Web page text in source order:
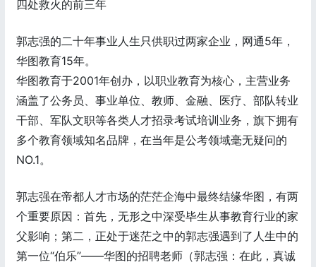
四处救火的前三年
郭志强的二十年事业人生只供职过两家企业，网通5年，
华图教育15年。
华图教育于2001年创办，以职业教育为核心，主营业务
涵盖了公务员、事业单位、教师、金融、医疗、部队转业
干部、军队文职等各类人才招录考试培训业务，旗下拥有
多个教育领域知名品牌，在当年是公考领域毫无疑问的
NO.1。
郭志强在帝都人才市场的茫茫企海中最终结缘华图，有两
个重要原因：首先，无形之中深受毕生从事教育行业的家
父影响；第二，正处于迷茫之中的郭志强遇到了人生中的
第一位“伯乐”——华图的招聘老师（郭志强：在此，真诚